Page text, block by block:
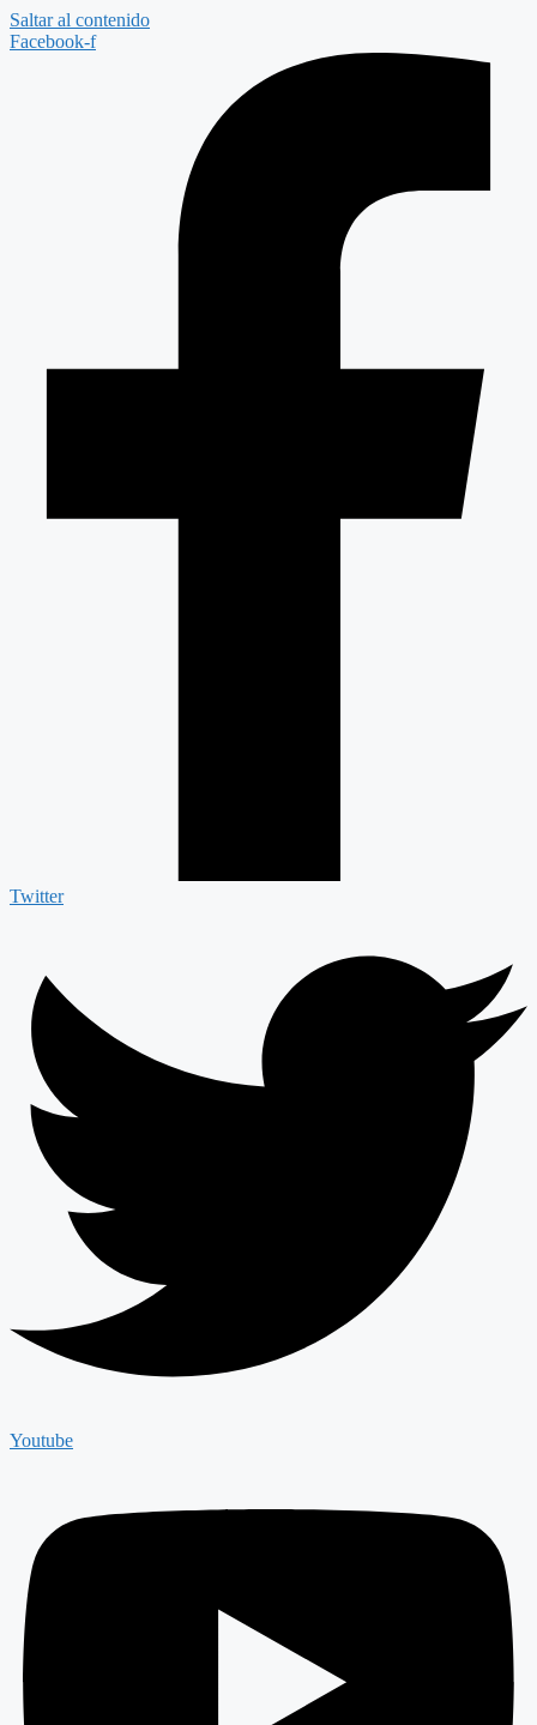
Saltar al contenido
Facebook-f
Twitter
Youtube